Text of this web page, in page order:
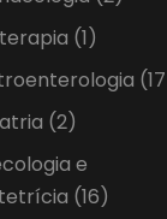
(1)
(2)
e
(16)